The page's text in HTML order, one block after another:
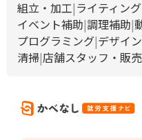
組立・加工 ライティン
イベント補助 調理補助
プログラミング デザイン
清掃 店舗スタッフ・販売